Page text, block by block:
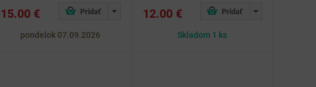
15.00 €
pondelok 07.09.2026
12.00 €
Skladom 1 ks